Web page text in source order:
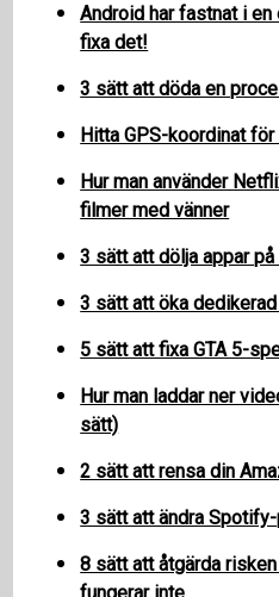
Android har fastnat i
fixa det!
3 sätt att döda en
Hitta GPS-koordinat
Hur man använder
filmer med vänner
3 sätt att dölja appar
3 sätt att öka
5 sätt att fixa GTA 5-
Hur man laddar ner
sätt)
2 sätt att rensa din
3 sätt att ändra
8 sätt att åtgärda